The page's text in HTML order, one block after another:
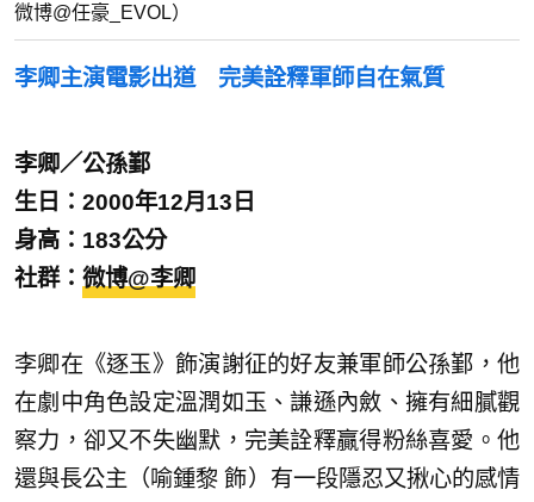
微博@任豪_EVOL）
李卿主演電影出道 完美詮釋軍師自在氣質
李卿／公孫鄞
生日：2000年12月13日
身高：183公分
社群： 微博@李卿
李卿在《逐玉》飾演謝征的好友兼軍師公孫鄞，他
在劇中角色設定溫潤如玉、謙遜內斂、擁有細膩觀
察力，卻又不失幽默，完美詮釋贏得粉絲喜愛。他
還與長公主（喻鍾黎 飾）有一段隱忍又揪心的感情